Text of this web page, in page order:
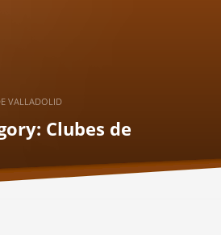
VALLADOLID
Clubes de